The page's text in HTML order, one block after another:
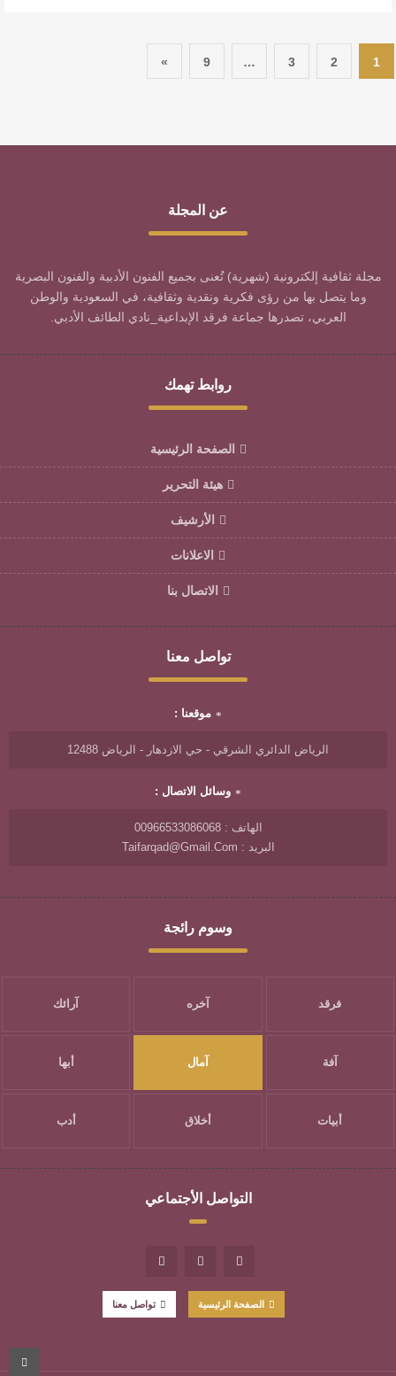
1
2
3
…
9
»
عن المجلة
مجلة ثقافية إلكترونية (شهرية) تُعنى بجميع الفنون الأدبية والفنون البصرية
وما يتصل بها من رؤى فكرية ونقدية وثقافية، في السعودية والوطن
العربي، تصدرها جماعة فرقد الإبداعية_نادي الطائف الأدبي.
روابط تهمك
الصفحة الرئيسية
هيئة التحرير
الأرشيف
الاعلانات
الاتصال بنا
تواصل معنا
موقعنا :
الرياض الدائري الشرقي - حي الازدهار - الرياض 12488
وسائل الاتصال :
الهاتف : 00966533086068
البريد : Taifarqad@gmail.com
وسوم رائجة
فرقد آخره آرائك
آفة آمال أبها
أبيات أخلاق أدب
التواصل الأجتماعي
الصفحة الرئيسية تواصل معنا